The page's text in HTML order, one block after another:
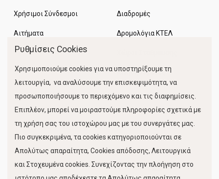
Χρήσιμοι Σύνδεσμοι
Αιτήματα
Διαδρομές
Δρομολόγια ΚΤΕΛ
Κίνηση Λιμένος
FOLLOW US
Ρυθμίσεις Cookies
Χρησιμοποιούμε cookies για να υποστηρίξουμε τη
λειτουργία, να αναλύσουμε την επισκεψιμότητα, να
προσωποποιήσουμε το περιεχόμενο και τις διαφημίσεις.
Επιπλέον, μπορεί να μοιραστούμε πληροφορίες σχετικά με
τη χρήση σας του ιστοχώρου μας με του συνεργάτες μας.
Πιο συγκεκριμένα, τα cookies κατηγοριοποιούνται σε
Απολύτως απαραίτητα, Cookies απόδοσης, Λειτουργικά
και Στοχευμένα cookies. Συνεχίζοντας την πλοήγηση στο